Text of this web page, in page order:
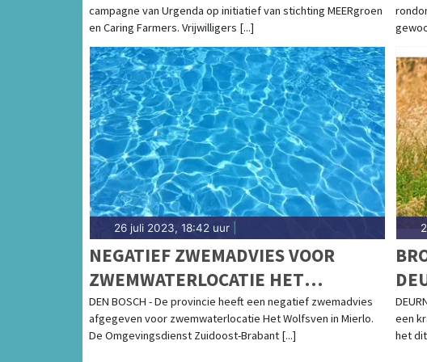
campagne van Urgenda op initiatief van stichting MEERgroen
en Caring Farmers. Vrijwilligers [...]
26 juli 2023, 18:42 uur
NEGATIEF ZWEMADVIES VOOR
ZWEMWATERLOCATIE HET
WOLFSVEN IN MIERLO
DEN BOSCH - De provincie heeft een negatief zwemadvies
afgegeven voor zwemwaterlocatie Het Wolfsven in Mierlo.
De Omgevingsdienst Zuidoost-Brabant [...]
een
het